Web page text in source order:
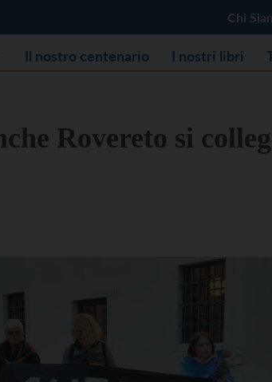
Chi
Il nostro centenario I nostri libri
Rovereto si